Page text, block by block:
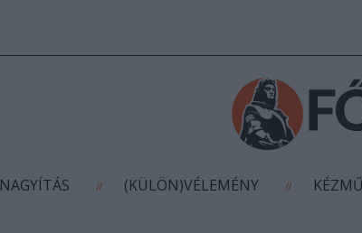
NAGYÍTÁS // (KÜLÖN)VÉLEMÉNY //